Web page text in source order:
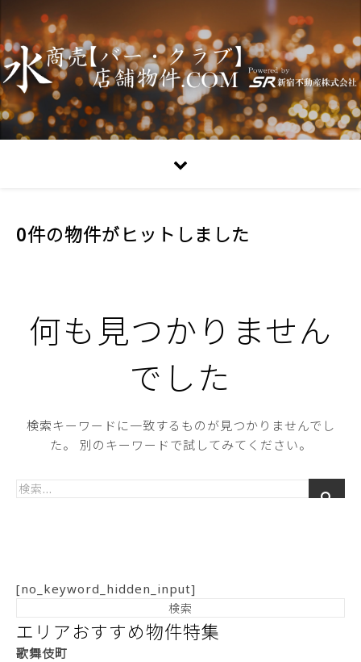
0件の物件がヒットしました
何も見つかりません
でした
検索キーワードに一致するものが見つかりませんでし
た。 別のキーワードで試してみてください。
[no_keyword_hidden_input]
エリアおすすめ物件特集
歌舞伎町